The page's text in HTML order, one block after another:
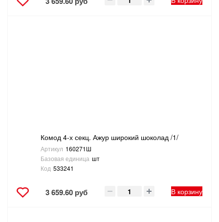
Комод 4-х секц. Ажур широкий шоколад /1/
Артикул 160271Ш
Базовая единица шт
Код 533241
3 659.60 руб В корзину